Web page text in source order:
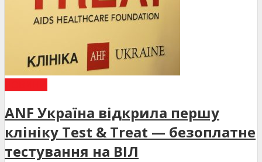
ANF Україна відкрила першу
клініку Test & Treat — безоплатне
тестування на ВІЛ